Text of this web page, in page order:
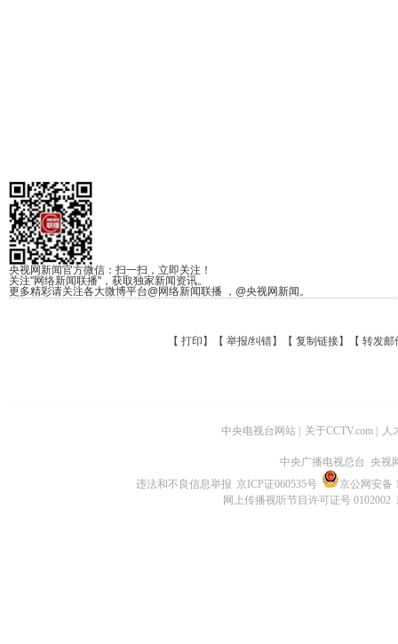
央视网新闻官方微信：扫一扫，立即关注！
关注"网络新闻联播"，获取独家新闻资讯。
更多精彩请关注各大微博平台@网络新闻联播 ，@央视网新闻。
【 打印 】【 举报/纠错】【 复制链接】【 转发邮
中央电视台网站 关于CCTV.com 人
中央广播电视总台 央视
违法和不良信息举报 京ICP证060535号
京公网安备
网上传播视听节目许可证号 0102002